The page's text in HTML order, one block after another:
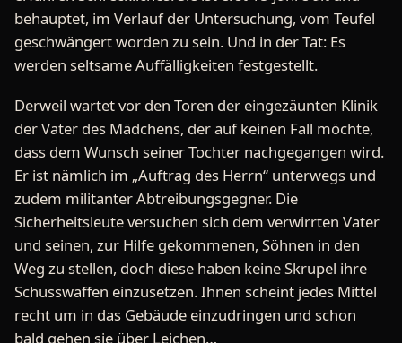
behauptet, im Verlauf der Untersuchung, vom Teufel
geschwängert worden zu sein. Und in der Tat: Es
werden seltsame Auffälligkeiten festgestellt.
Derweil wartet vor den Toren der eingezäunten Klinik
der Vater des Mädchens, der auf keinen Fall möchte,
dass dem Wunsch seiner Tochter nachgegangen wird.
Er ist nämlich im „Auftrag des Herrn“ unterwegs und
zudem militanter Abtreibungsgegner. Die
Sicherheitsleute versuchen sich dem verwirrten Vater
und seinen, zur Hilfe gekommenen, Söhnen in den
Weg zu stellen, doch diese haben keine Skrupel ihre
Schusswaffen einzusetzen. Ihnen scheint jedes Mittel
recht um in das Gebäude einzudringen und schon
bald gehen sie über Leichen…